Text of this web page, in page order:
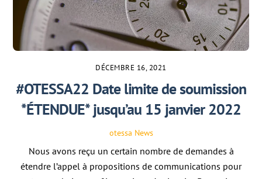
DÉCEMBRE 16, 2021
#OTESSA22 Date limite de soumission
*ÉTENDUE* jusqu’au 15 janvier 2022
otessa News
Nous avons reçu un certain nombre de demandes à
étendre l’appel à propositions de communications pour